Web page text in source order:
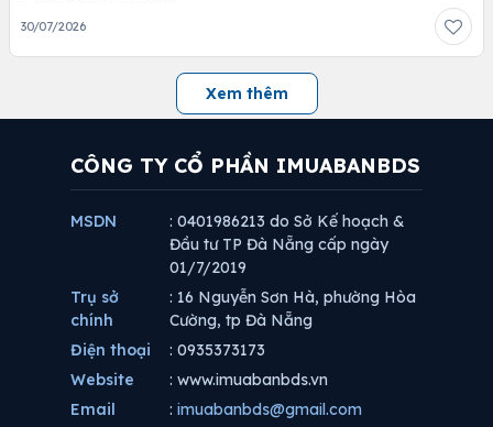
30/07/2026
Xem thêm
CÔNG TY CỔ PHẦN IMUABANBDS
MSDN
: 0401986213 do Sở Kế hoạch &
Đầu tư TP Đà Nẵng cấp ngày
01/7/2019
Trụ sở
chính
: 16 Nguyễn Sơn Hà, phường Hòa
Cường, tp Đà Nẵng
Điện thoại
: 0935373173
Website
: www.imuabanbds.vn
Email
: imuabanbds@gmail.com